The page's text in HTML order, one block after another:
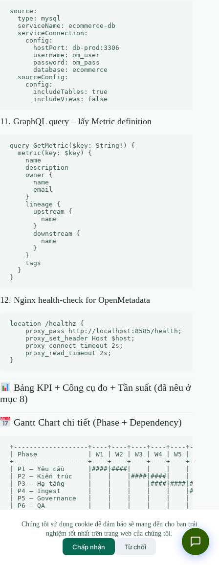
Chúng tôi sử dụng cookie để đảm bảo sẽ mang đến cho bạn trải
nghiệm tốt nhất trên trang web của chúng tôi.
Chấp nhận Từ chối
source:
  type: mysql
  serviceName: ecommerce-db
  serviceConnection:
    config:
      hostPort: db-prod:3306
      username: om_user
      password: om_pass
      database: ecommerce
  sourceConfig:
    config:
      includeTables: true
11. GraphQL query – lấy Metric definition
query GetMetric($key: String!) {
  metric(key: $key) {
    name
    description
    owner {
      name
      email
    }
    lineage {
      upstream {
        name
      }
      downstream {
        name
      }
    }
    tags
  }
12. Nginx health‑check for OpenMetadata
location /healthz {
    proxy_pass http://localhost:8585/health;
    proxy_set_header Host $host;
    proxy_connect_timeout 2s;
    proxy_read_timeout 2s;
Bảng KPI + Công cụ đo + Tần suất (đã nêu ở
mục 8)
Gantt Chart chi tiết (Phase + Dependency)
+-------------------+----+----+----+----+----+----
| Phase             | W1 | W2 | W3 | W4 | W5 | W6 | W7
+-------------------+----+----+----+----+----+----
| P1 – Yêu cầu      |####|####|    |    |
| P2 – Kiến trúc    |    |    |####|####|
| P3 – Hạ tầng      |    |    |
| P4 – Ingest       |    |    |    |    |
| P5 – Governance   |    |    |    |    |    |
| P6 – QA           |    |    |    |    |    |    |
| P8 – Cải tiến     |    |    |    |    |    |    |
= tuần làm việc.
: mỗi phase chỉ bắt đầu khi các công việc